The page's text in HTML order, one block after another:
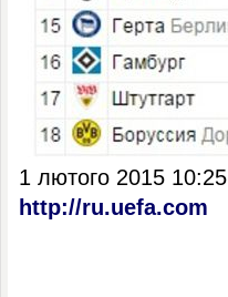
1 лютого 2015 10:25
http://ru.uefa.com